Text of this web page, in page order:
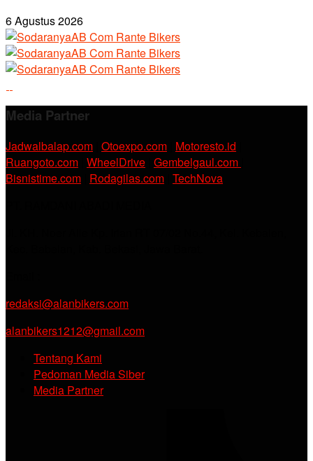
6 Agustus 2026
Media Partner
Jadwalbalap.com Otoexpo.com Motoresto.id
Ruangoto.com WheelDrive Gembelgaul.com
Bisnistime.com Rodagilas.com TechNova
redaksi@alanbikers.com
alanbikers1212@gmail.com
Tentang Kami
Pedoman Media Siber
Media Partner